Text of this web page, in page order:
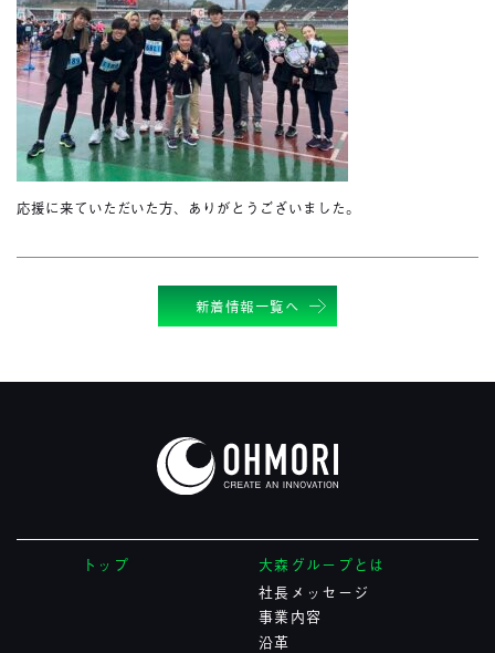
応援に来ていただいた方、ありがとうございました。
新着情報一覧へ
トップ
大森グループとは
社長メッセージ
事業内容
沿革